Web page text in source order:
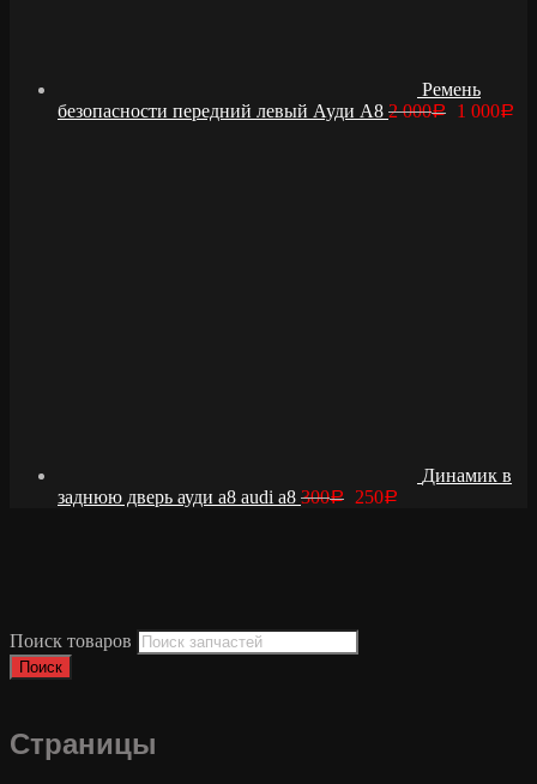
Ремень
безопасности передний левый Ауди А8 2 000Р 1 000Р
Динамик в
заднюю дверь ауди а8 audi a8 300Р 250Р
Поиск товаров
Поиск
Страницы